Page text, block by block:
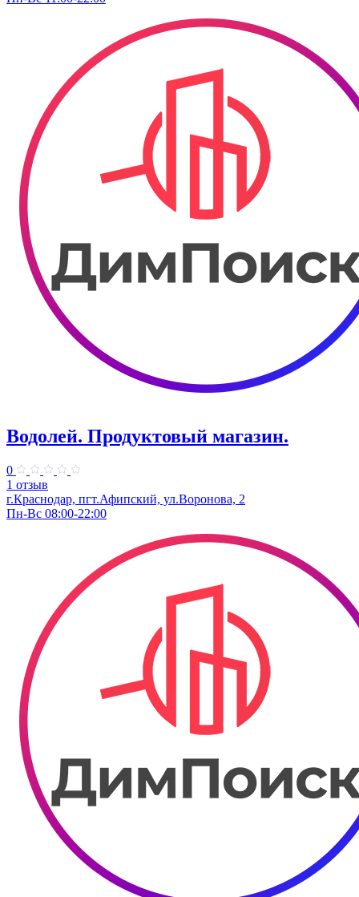
Водолей. Продуктовый магазин.
0
1 отзыв
г.Краснодар, пгт.Афипский, ул.Воронова, 2
Пн-Вс 08:00-22:00